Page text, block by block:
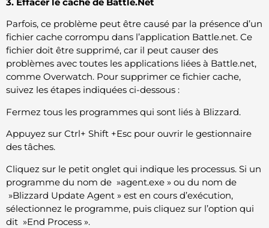
Parfois, ce problème peut être causé par la présence d’un
fichier cache corrompu dans l’application Battle.net. Ce
fichier doit être supprimé, car il peut causer des
problèmes avec toutes les applications liées à Battle.net,
comme Overwatch. Pour supprimer ce fichier cache,
suivez les étapes indiquées ci-dessous :
Fermez tous les programmes qui sont liés à Blizzard.
Appuyez sur Ctrl+ Shift +Esc pour ouvrir le gestionnaire
des tâches.
Cliquez sur le petit onglet qui indique les processus. Si un
programme du nom de »agent.exe » ou du nom de
»Blizzard Update Agent » est en cours d’exécution,
sélectionnez le programme, puis cliquez sur l’option qui
dit »End Process ».